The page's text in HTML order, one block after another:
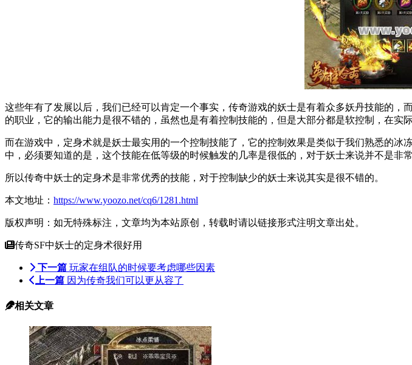
这些年有了发展以后，我们已经可以肯定一个事实，传奇游戏的妖士是有着众多妖丹技能的
的职业，它的输出能力是很不错的，虽然也是有着控制技能的，但是大部分都是软控制，在实
而在游戏中，定身术就是妖士最实用的一个控制技能了，它的控制效果是类似于我们熟悉的
中，必须要知道的是，这个技能在低等级的时候触发的几率是很低的，对于妖士来说并不是非
所以传奇中妖士的定身术是非常优秀的技能，对于控制缺少的妖士来说其实是很不错的。
本文地址： https://www.yoozo.net/cq6/1281.html
版权声明：如无特殊标注，文章均为本站原创，转载时请以链接形式注明文章出处。
传奇SF中妖士的定身术很好用
下一篇 玩家在组队的时候要考虑哪些因素
上一篇 因为传奇我们可以更从容了
相关文章